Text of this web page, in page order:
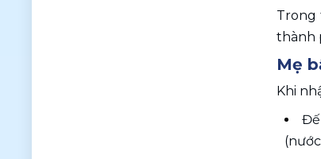
Trong
thành
Mẹ
Khi